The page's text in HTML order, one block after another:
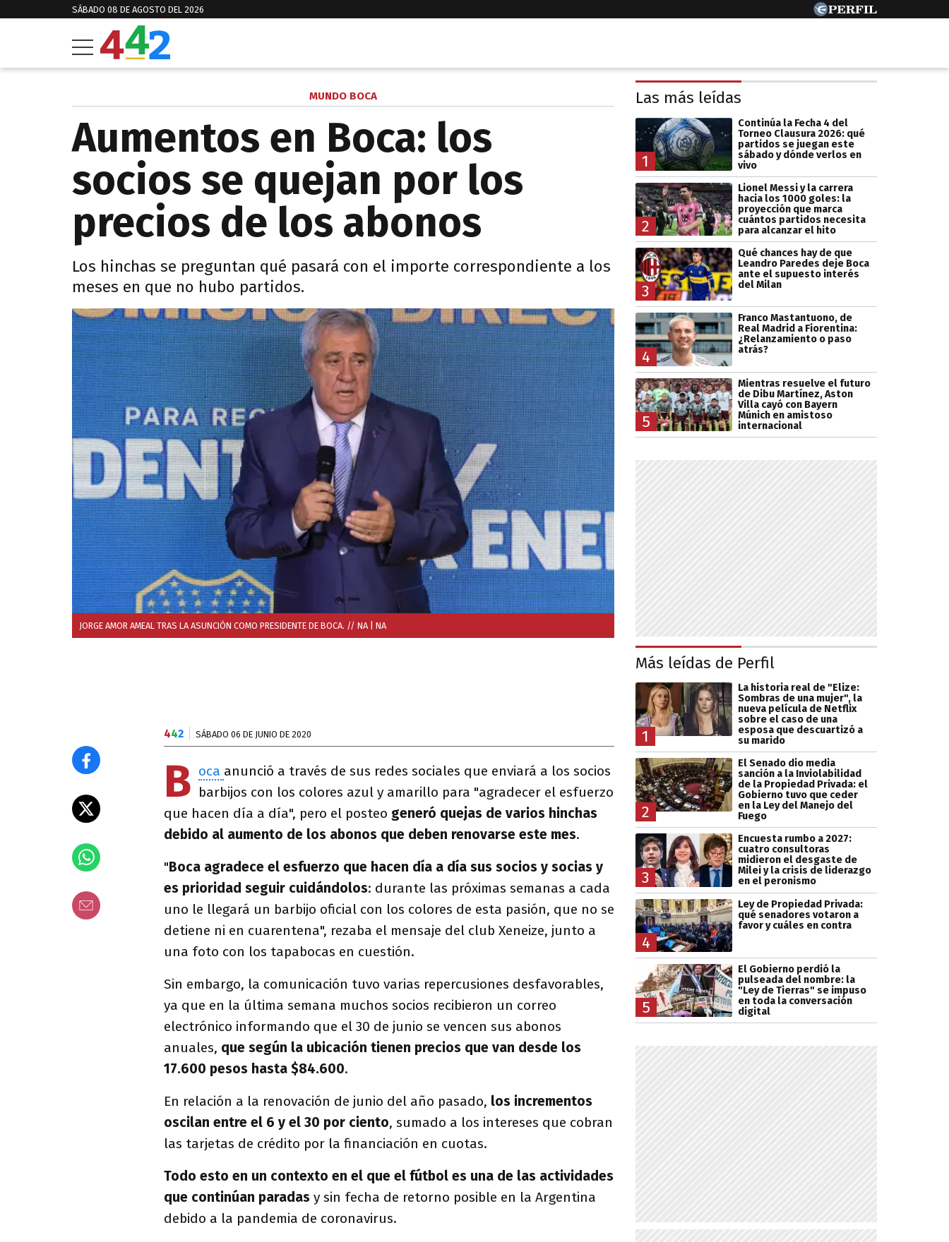
SÁBADO 08 DE AGOSTO DEL 2026
MUNDO BOCA
Aumentos en Boca: los
socios se quejan por los
precios de los abonos
Los hinchas se preguntan qué pasará con el importe correspondiente a los
meses en que no hubo partidos.
JORGE AMOR AMEAL TRAS LA ASUNCIÓN COMO PRESIDENTE DE BOCA. // NA | NA
442 SÁBADO 06 DE JUNIO DE 2020
B oca anunció a través de sus redes sociales que enviará a los socios
barbijos con los colores azul y amarillo para "agradecer el esfuerzo
que hacen día a día", pero el posteo generó quejas de varios hinchas
debido al aumento de los abonos que deben renovarse este mes.
"Boca agradece el esfuerzo que hacen día a día sus socios y socias y
es prioridad seguir cuidándolos: durante las próximas semanas a cada
uno le llegará un barbijo oficial con los colores de esta pasión, que no se
detiene ni en cuarentena", rezaba el mensaje del club Xeneize, junto a
una foto con los tapabocas en cuestión.
Sin embargo, la comunicación tuvo varias repercusiones desfavorables,
ya que en la última semana muchos socios recibieron un correo
electrónico informando que el 30 de junio se vencen sus abonos
anuales, que según la ubicación tienen precios que van desde los
17.600 pesos hasta $84.600.
En relación a la renovación de junio del año pasado, los incrementos
oscilan entre el 6 y el 30 por ciento, sumado a los intereses que cobran
las tarjetas de crédito por la financiación en cuotas.
Todo esto en un contexto en el que el fútbol es una de las actividades
que continúan paradas y sin fecha de retorno posible en la Argentina
debido a la pandemia de coronavirus.
Las más leídas
1
Continúa la Fecha 4 del
Torneo Clausura 2026: qué
partidos se juegan este
sábado y dónde verlos en
vivo
2
Lionel Messi y la carrera
hacia los 1000 goles: la
proyección que marca
cuántos partidos necesita
para alcanzar el hito
3
Qué chances hay de que
Leandro Paredes deje Boca
ante el supuesto interés
del Milan
4
Franco Mastantuono, de
Real Madrid a Fiorentina:
¿Relanzamiento o paso
atrás?
5
Mientras resuelve el futuro
de Dibu Martínez, Aston
Villa cayó con Bayern
Múnich en amistoso
internacional
Más leídas de Perfil
1
La historia real de "Elize:
Sombras de una mujer", la
nueva película de Netflix
sobre el caso de una
esposa que descuartizó a
su marido
2
El Senado dio media
sanción a la Inviolabilidad
de la Propiedad Privada: el
Gobierno tuvo que ceder
en la Ley del Manejo del
Fuego
3
Encuesta rumbo a 2027:
cuatro consultoras
midieron el desgaste de
Milei y la crisis de liderazgo
en el peronismo
4
Ley de Propiedad Privada:
qué senadores votaron a
favor y cuáles en contra
5
El Gobierno perdió la
pulseada del nombre: la
"Ley de Tierras" se impuso
en toda la conversación
digital